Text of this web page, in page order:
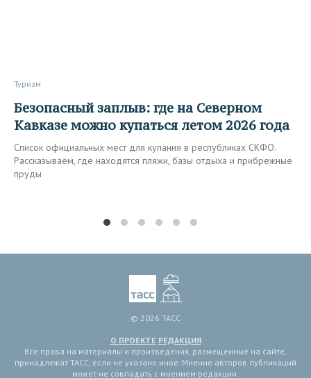
Туризм
Безопасный заплыв: где на Северном
Кавказе можно купаться летом 2026 года
Список официальных мест для купания в республиках СКФО.
Рассказываем, где находятся пляжи, базы отдыха и прибрежные
пруды
© 2026 ТАСС
О ПРОЕКТЕ РЕДАКЦИЯ
Все права на материалы и произведения, размещенные на сайте,
принадлежат ТАСС, если не указано иное. Мнение авторов публикаций
может не совпадать с мнением редакции.